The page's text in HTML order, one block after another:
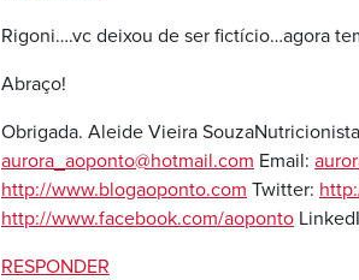
Rigoni….vc deixou de ser fictício…agora
Abraço!
Obrigada. Aleide Vieira
aurora_aoponto@hotmail.com Email:
http://www.blogaoponto.com Twitter:
http://www.facebook.com/aoponto
RESPONDER